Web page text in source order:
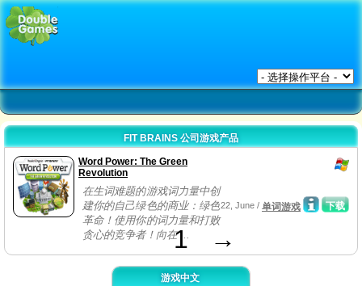
FIT BRAINS 公司游戏产品
Word Power: The Green
Revolution
在生词难题的游戏词力量中创
建你的自己绿色的商业：绿色
革命！使用你的词力量和打败
贪心的竞争者！向在 ...
下载
22, June / 单词游戏
1 →
游戏中文